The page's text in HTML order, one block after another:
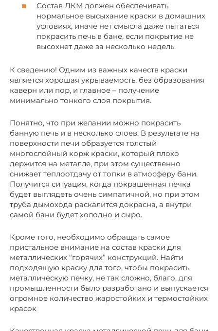
Состав ЛКМ должен обеспечивать
нормальное высыхание краски в домашних
условиях, иначе нет смысла даже пытаться
покрасить печь в бане, если покрытие не
высохнет даже за несколько недель.
К сведению! Одним из важных качеств краски
является хорошая укрываемость, без образования
каверн или пор, и главное – получение
минимально тонкого слоя покрытия.
Понятно, что при желании можно покрасить
банную печь и в несколько слоев. В результате на
поверхности печи образуется толстый
многослойный корж краски, который плохо
держится на металле, при этом существенно
снижает теплоотдачу от топки в атмосферу бани.
Получится ситуация, когда покрашенная печка
будет выглядеть очень симпатичной, но при этом
труба дымохода раскалится докрасна, а внутри
самой бани будет холодно и сыро.
Кроме того, необходимо обращать самое
пристальное внимание на состав краски для
металлических “горячих” конструкций. Найти
подходящую краску для того, чтобы покрасить
металлическую печку, не так сложно, благо, для
промышленности было разработано и выпускается
огромное количество жаростойких и термостойких
красок